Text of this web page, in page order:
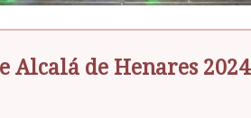
Alcalá de Henares 2024